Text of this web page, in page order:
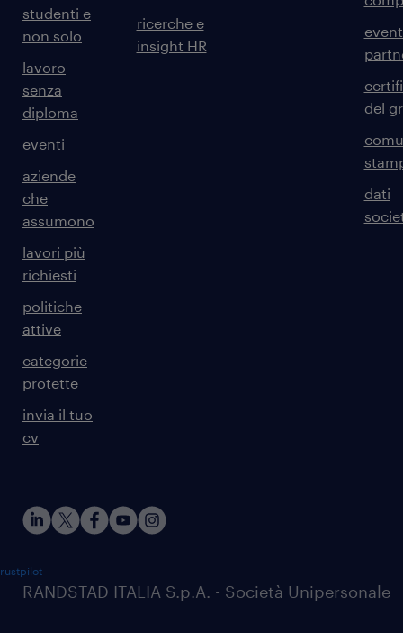
studenti e
non solo
lavoro
senza
diploma
eventi
aziende
che
assumono
lavori più
richiesti
politiche
attive
categorie
protette
invia il tuo
cv
ricerche e
insight HR
del
dati
RANDSTAD ITALIA S.p.A. - Società Unipersonale